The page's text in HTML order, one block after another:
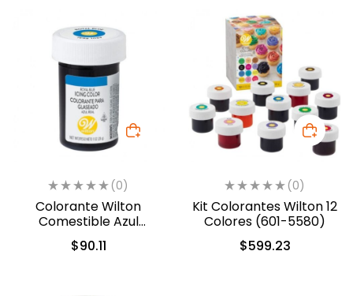
(0)
Colorante Wilton
Comestible Azul
Real/Royal Blue 28.3gr.
(04-0-0035)
$90.11
(0)
Kit Colorantes Wilton 12
Colores (601-5580)
$599.23